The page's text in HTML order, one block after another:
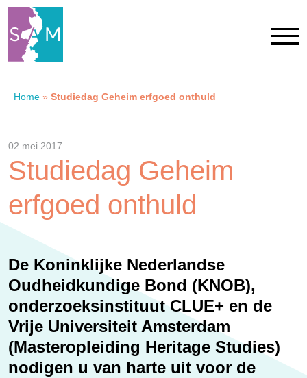
Home
Contact
SAM Limburg
Overheid
Erfgoed
Home » Studiedag Geheim erfgoed onthuld
02 mei 2017
Studiedag Geheim
erfgoed onthuld
De Koninklijke Nederlandse
Oudheidkundige Bond (KNOB),
onderzoeksinstituut CLUE+ en de
Vrije Universiteit Amsterdam
(Masteropleiding Heritage Studies)
nodigen u van harte uit voor de